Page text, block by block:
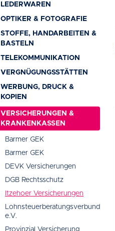
LEDERWAREN
OPTIKER & FOTOGRAFIE
STOFFE, HANDARBEITEN &
BASTELN
TELEKOMMUNIKATION
VERGNÜGUNGSSTÄTTEN
WERBUNG, DRUCK &
KOPIEN
VERSICHERUNGEN &
KRANKENKASSEN
Barmer GEK
Barmer GEK
DEVK Versicherungen
DGB Rechtsschutz
Itzehoer Versicherungen
Lohnsteuerberatungsverbund
e.V.
Provinzial Versicherung